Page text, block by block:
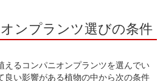
ンプランツ選びの条件
えるコンパニオンプランツを選んでい
良い影響がある植物の中から次の条件